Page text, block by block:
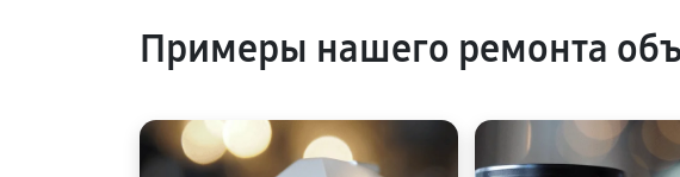
Примеры нашего ремонта